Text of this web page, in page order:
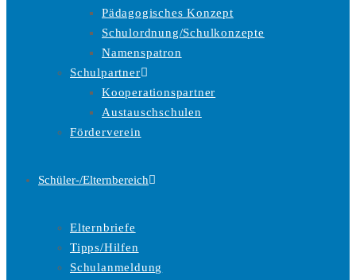
Pädagogisches Konzept
Schulordnung/Schulkonzepte
Namenspatron
Schulpartner
Kooperationspartner
Austauschschulen
Förderverein
Schüler-/Elternbereich
Elternbriefe
Tipps/Hilfen
Schulanmeldung